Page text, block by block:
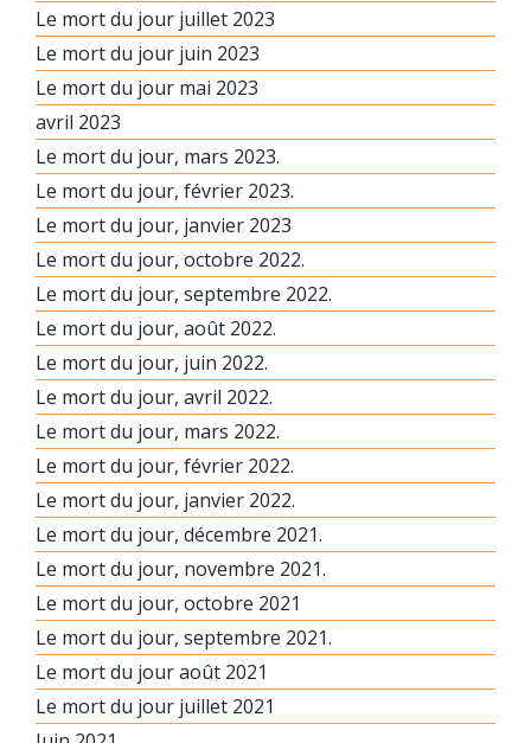
Le mort du jour juillet 2023
Le mort du jour juin 2023
Le mort du jour mai 2023
avril 2023
Le mort du jour, mars 2023.
Le mort du jour, février 2023.
Le mort du jour, janvier 2023
Le mort du jour, octobre 2022.
Le mort du jour, septembre 2022.
Le mort du jour, août 2022.
Le mort du jour, juin 2022.
Le mort du jour, avril 2022.
Le mort du jour, mars 2022.
Le mort du jour, février 2022.
Le mort du jour, janvier 2022.
Le mort du jour, décembre 2021.
Le mort du jour, novembre 2021.
Le mort du jour, octobre 2021
Le mort du jour, septembre 2021.
Le mort du jour août 2021
Le mort du jour juillet 2021